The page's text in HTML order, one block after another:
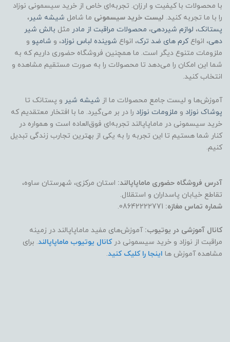
با محصولات با کیفیت و ارزان. تجربه‌ای خاص از خرید سیسمونی نوزاد
را با ما تجربه کنید. لیست خرید سیسمونی ما شامل شیشه شیر،
پستانک، لوازم شیردهی، محصولات مراقبت از مادر مثل بالش شیر
دهی، انواعکرم های ضد ترک، انواع شوینده لباس نوزاد، و شامپو و
ملزومات متنوع دیگر است. ما همچنین فروشگاه حضوری داریم که به
شما این امکان را می‌دهد تا محصولات را به صورت مستقیم مشاهده و
انتخاب کنید.
آموزش‌ها و لیست جامع محصولات ما از شیشه شیر و پستانک تا
پوشاک نوزاد و ملزومات نوزاد را در بر می‌گیرد. ما با افتخار معتقدیم که
خرید سیسمونی در ماماپاپالند تجربه‌ای فوق‌العاده است و همواره در
کنار شما هستیم تا این تجربه را به یکی از بهترین تجارب زندگی تبدیل
کنیم.
آدرس فروشگاه حضوری ماماپاپالند: استان مرکزی، شهرستان ساوه،
تقاطع خیابان پاسداران و استقلال.
شماره تماس مغازه:
کانال آموزشی در یوتیوب: آموزش‌های مفید ماماپاپالند در زمینه
مراقبت از نوزاد و خرید سیسمونی درکانال یوتیوب ماماپاپالند. برای
مشاهده آموزش ها اینجا را کلیک کنید.